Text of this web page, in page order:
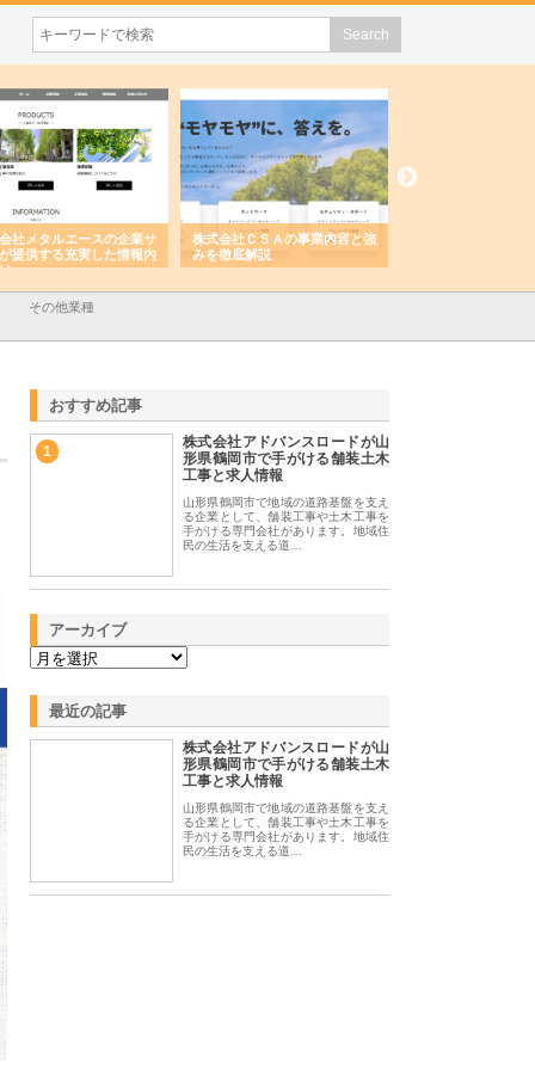
社メタルエースの企業サ
提供する充実した情報内
株式会社ＣＳＡの事業内容と強
みを徹底解説
その他業種
おすすめ記事
1
株式会社アドバンスロードが山
形県鶴岡市で手がける舗装土木
工事と求人情報
山形県鶴岡市で地域の道路基盤を支え
る企業として、舗装工事や土木工事を
手がける専門会社があります。地域住
民の生活を支える道…
アーカイブ
最近の記事
株式会社アドバンスロードが山
形県鶴岡市で手がける舗装土木
工事と求人情報
山形県鶴岡市で地域の道路基盤を支え
る企業として、舗装工事や土木工事を
手がける専門会社があります。地域住
民の生活を支える道…